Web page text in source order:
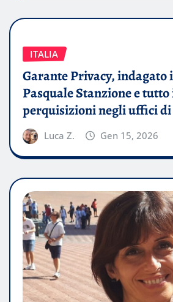
ITALIA
Garante Privacy, indagato
Pasquale Stanzione e
perquisizioni negli uffici di
Luca Z. Gen 15, 2026